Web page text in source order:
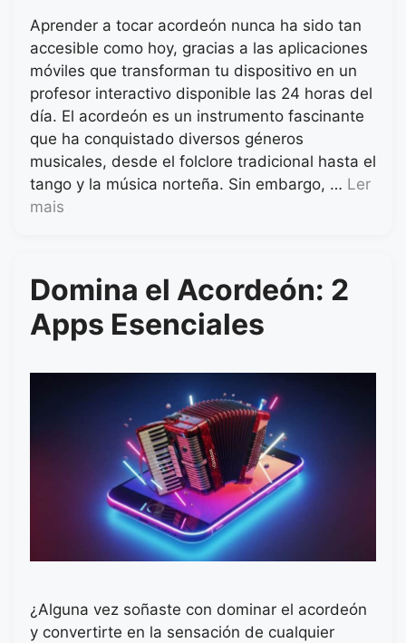
Aprender a tocar acordeón nunca ha sido tan
accesible como hoy, gracias a las aplicaciones
móviles que transforman tu dispositivo en un
profesor interactivo disponible las 24 horas del
día. El acordeón es un instrumento fascinante
que ha conquistado diversos géneros
musicales, desde el folclore tradicional hasta el
tango y la música norteña. Sin embargo, … Ler
mais
Domina el Acordeón: 2
Apps Esenciales
¿Alguna vez soñaste con dominar el acordeón
y convertirte en la sensación de cualquier